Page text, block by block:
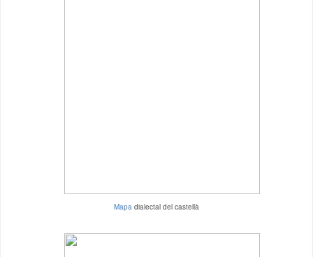
Mapa dialectal del castellà